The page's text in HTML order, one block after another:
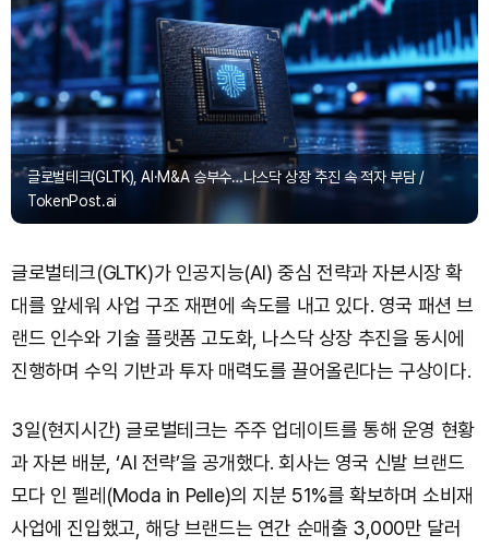
글로벌테크(GLTK), AI·M&A 승부수…나스닥 상장 추진 속 적자 부담 /
TokenPost.ai
글로벌테크(GLTK)가 인공지능(AI) 중심 전략과 자본시장 확
대를 앞세워 사업 구조 재편에 속도를 내고 있다. 영국 패션 브
랜드 인수와 기술 플랫폼 고도화, 나스닥 상장 추진을 동시에
진행하며 수익 기반과 투자 매력도를 끌어올린다는 구상이다.
3일(현지시간) 글로벌테크는 주주 업데이트를 통해 운영 현황
과 자본 배분, ‘AI 전략’을 공개했다. 회사는 영국 신발 브랜드
모다 인 펠레(Moda in Pelle)의 지분 51%를 확보하며 소비재
사업에 진입했고, 해당 브랜드는 연간 순매출 3,000만 달러